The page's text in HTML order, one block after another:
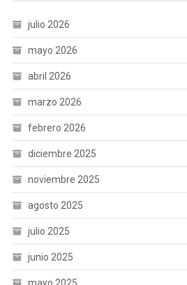
julio 2026
mayo 2026
abril 2026
marzo 2026
febrero 2026
diciembre 2025
noviembre 2025
agosto 2025
julio 2025
junio 2025
mayo 2025